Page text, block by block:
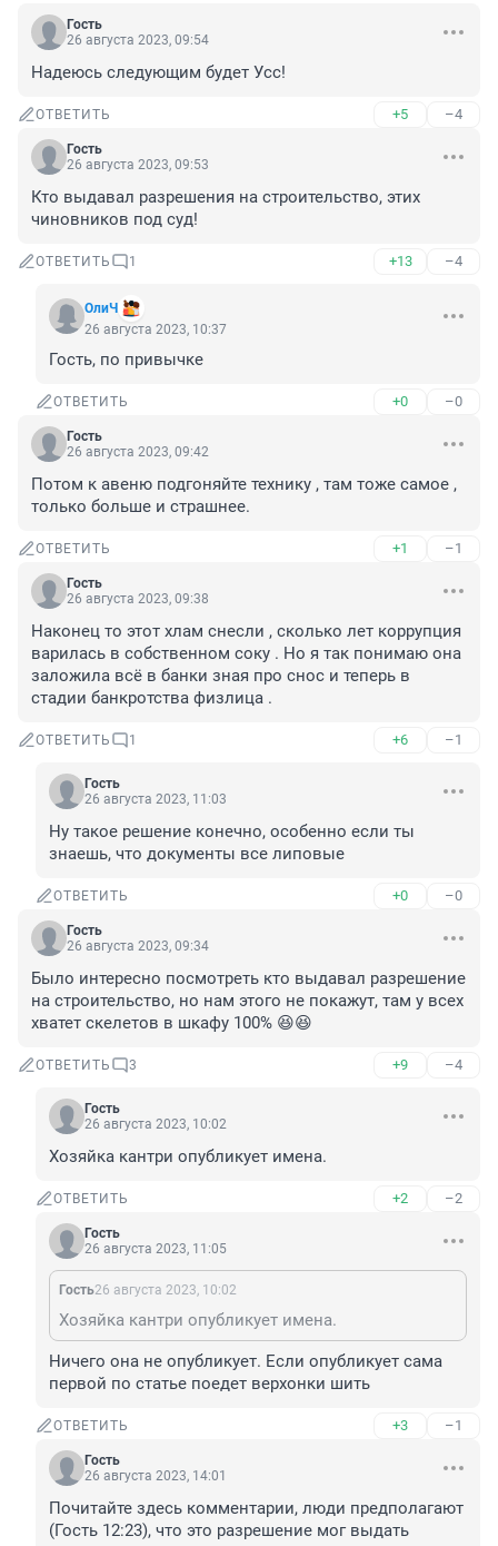
Гость
26 августа 2023, 09:54
Надеюсь следующим будет Усс!
ОТВЕТИТЬ +5 –4
Гость
26 августа 2023, 09:53
Кто выдавал разрешения на строительство, этих
чиновников под суд!
ОТВЕТИТЬ 1 +13 –4
ОлиЧ
26 августа 2023, 10:37
Гость, по привычке
ОТВЕТИТЬ +0 –0
Гость
26 августа 2023, 09:42
Потом к авеню подгоняйте технику , там тоже самое ,
только больше и страшнее.
ОТВЕТИТЬ +1 –1
Гость
26 августа 2023, 09:38
Наконец то этот хлам снесли , сколько лет коррупция
варилась в собственном соку . Но я так понимаю она
заложила всё в банки зная про снос и теперь в
стадии банкротства физлица .
ОТВЕТИТЬ 1 +6 –1
Гость
26 августа 2023, 11:03
Ну такое решение конечно, особенно если ты
знаешь, что документы все липовые
ОТВЕТИТЬ +0 –0
Гость
26 августа 2023, 09:34
Было интересно посмотреть кто выдавал разрешение
на строительство, но нам этого не покажут, там у всех
хватет скелетов в шкафу 100% 😆😆
ОТВЕТИТЬ 3 +9 –4
Гость
26 августа 2023, 10:02
Хозяйка кантри опубликует имена.
ОТВЕТИТЬ +2 –2
Гость
26 августа 2023, 11:05
Гость26 августа 2023, 10:02
Хозяйка кантри опубликует имена.
Ничего она не опубликует. Если опубликует сама
первой по статье поедет верхонки шить
ОТВЕТИТЬ +3 –1
Гость
26 августа 2023, 14:01
Почитайте здесь комментарии, люди предполагают
(Гость 12:23), что это разрешение мог выдать